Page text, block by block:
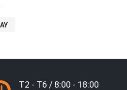
T2 - T6 / 8:00 - 18:00